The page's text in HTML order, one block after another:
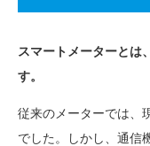
スマートメーターとは
す。
従来のメーターでは、
でした。しかし、通信